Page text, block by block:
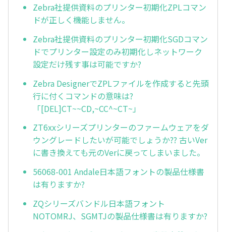
Zebra社提供資料のプリンター初期化ZPLコマン
ドが正しく機能しません。
Zebra社提供資料のプリンター初期化SGDコマン
ドでプリンター設定のみ初期化しネットワーク
設定だけ残す事は可能ですか?
Zebra DesignerでZPLファイルを作成すると先頭
行に付くコマンドの意味は?
「[DEL]CT~~CD,~CC^~CT~」
ZT6xxシリーズプリンターのファームウェアをダ
ウングレードしたいが可能でしょうか?? 古いVer
に書き換えても元のVerに戻ってしまいました。
56068-001 Andale日本語フォントの製品仕様書
は有りますか?
ZQシリーズバンドル日本語フォント
NOTOMRJ、SGMTJの製品仕様書は有りますか?